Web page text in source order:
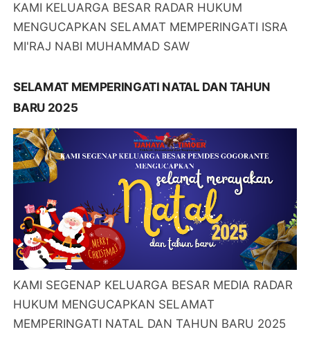
KAMI KELUARGA BESAR RADAR HUKUM
MENGUCAPKAN SELAMAT MEMPERINGATI ISRA
MI'RAJ NABI MUHAMMAD SAW
SELAMAT MEMPERINGATI NATAL DAN TAHUN
BARU 2025
KAMI SEGENAP KELUARGA BESAR MEDIA RADAR
HUKUM MENGUCAPKAN SELAMAT
MEMPERINGATI NATAL DAN TAHUN BARU 2025